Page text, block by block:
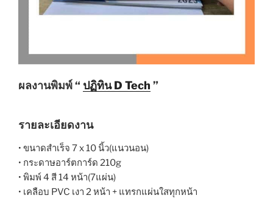
ผลงานพิมพ์ “ ปฏิทิน D Tech ”
รายละเอียดงาน
• ขนาดสำเร็จ 7 x 10 นิ้ว(แนวนอน)
• กระดาษอาร์ตการ์ด 210g
• พิมพ์ 4 สี 14 หน้า(7แผ่น)
• เคลือบ PVC เงา 2 หน้า + แทรกแผ่นใสทุกหน้า